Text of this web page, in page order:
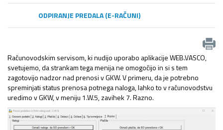
ODPIRANJE PREDALA (E-RAČUNI)
Računovodskim servisom, ki nudijo uporabo aplikacije WEB.VASCO,
svetujemo, da strankam tega menija ne omogočijo in si s tem
zagotovijo nadzor nad prenosi v GKW. V primeru, da je potrebno
spreminjati status prenosa potnega naloga, lahko to v računovodstvu
uredimo v GKW, v meniju 1.W.5, zavihek 7. Razno.